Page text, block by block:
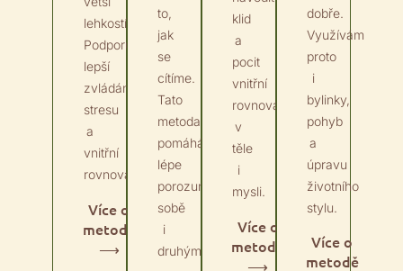
lehkostí.
Podporuje
lepší
zvládání
stresu
a
vnitřní
rovnováhu.
Více o
metodě
⟶
to,
jak
se
cítíme.
Tato
metoda
pomáhá
lépe
porozumět
sobě
i
druhým.
klid
a
pocit
vnitřní
rovnováhy
v
těle
i
mysli.
Více o
metodě
⟶
dobře.
Využívám
proto
i
bylinky,
pohyb
a
úpravu
životního
stylu.
Více o
metodě